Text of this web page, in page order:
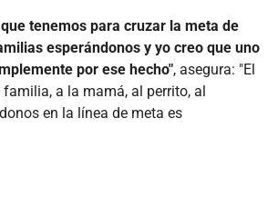
tenemos para cruzar la meta de
esperándonos y yo creo que uno
por ese hecho", asegura: "El
a la mamá, al perrito, al
en la línea de meta es